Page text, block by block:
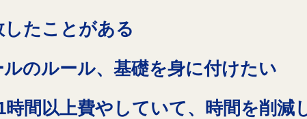
たことがある
のルール、基礎を身に付けたい
時間以上費やしていて、時間を削減